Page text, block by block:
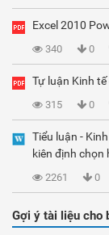
Excel 2010
340 0
Tự luận Kinh
315 0
Tiểu luận -
kiên định
2261 0
Gợi ý tài liệu cho